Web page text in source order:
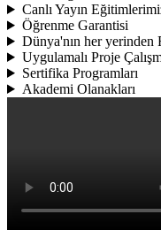
Canlı Yayın
Öğrenme Garantisi
Dünya'nın her
Uygulamalı Proje
Sertifika Programları
Akademi Olanakları